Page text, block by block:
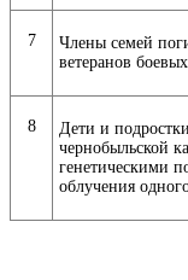
7
Члены семей
ветеранов
8
Дети и
чернобыльской
генетическими
облучения